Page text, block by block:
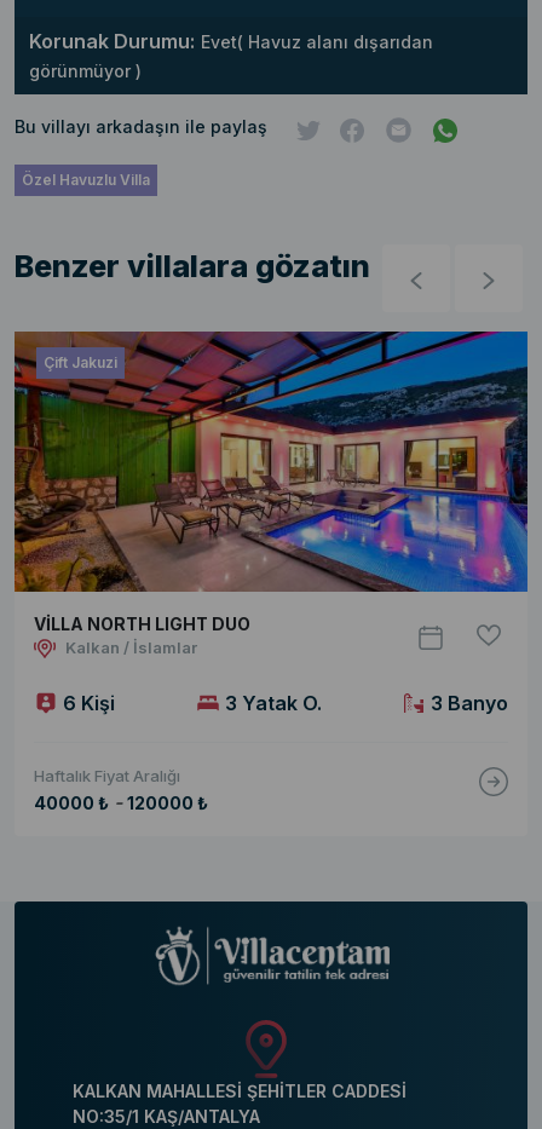
Korunak Durumu: Evet( Havuz alanı dışarıdan
görünmüyor )
Bu villayı arkadaşın ile paylaş
Özel Havuzlu Villa
Benzer villalara gözatın
Çift Jakuzi
VİLLA NORTH LIGHT DUO
Kalkan / İslamlar
6 Kişi 3 Yatak O. 3 Banyo
Haftalık Fiyat Aralığı
40000 ₺ - 120000 ₺
KALKAN MAHALLESİ ŞEHİTLER CADDESİ
NO:35/1 KAŞ/ANTALYA